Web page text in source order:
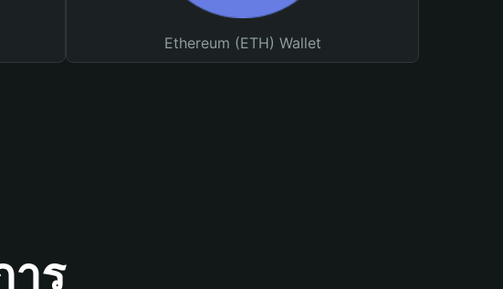
Ethereum (ETH) Wallet
าร